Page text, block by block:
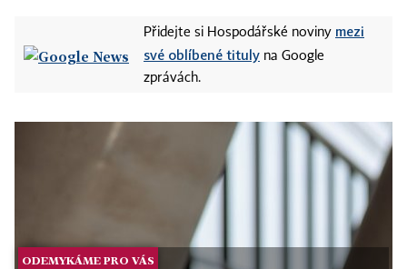
Přidejte si Hospodářské noviny mezi
své oblíbené tituly na Google
zprávách.
ODEMYKÁME PRO VÁS